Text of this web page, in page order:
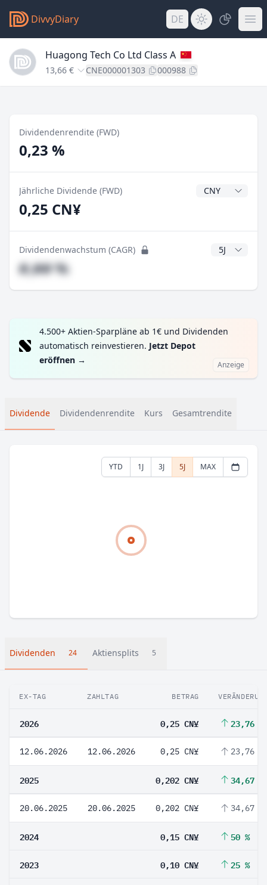
DivvyDiary DE
Huagong Tech Co Ltd Class A
13,66 € CNE000001303 000988
Dividendenrendite (FWD)
0,23 %
Jährliche Dividende (FWD)
0,25 CN¥
Dividendenwachstum (CAGR) CAGR Jahre
#,## %
4.500+ Aktien-Sparpläne ab 1€ und Dividenden
automatisch reinvestieren. Jetzt Depot
eröffnen → Anzeige
Dividende Dividendenrendite Kurs Gesamtrendite
YTD 1J 3J 5J MAX
Dividenden 24 Aktiensplits 5
EX-TAG ZAHLTAG BETRAG
2026 0,25 CN¥ 23,76 %
12.06.2026 12.06.2026 0,25 CN¥ 23,76 %
2025 0,202 CN¥ 34,67 %
20.06.2025 20.06.2025 0,202 CN¥ 34,67 %
2024 0,15 CN¥ 50 %
2023 0,10 CN¥ 25 %